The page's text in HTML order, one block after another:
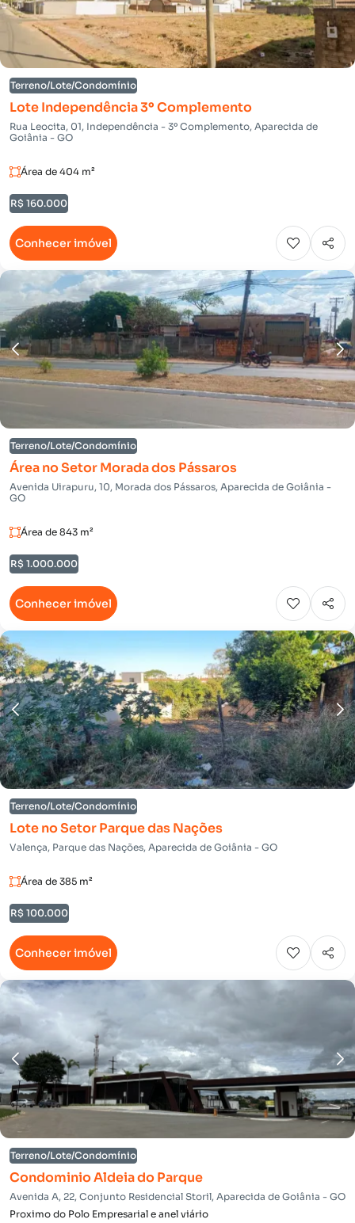
Terreno/Lote/Condomínio
Lote Independência 3º Complemento
Rua Leocita, 01, Independência - 3º Complemento, Aparecida de
Goiânia - GO
Área de 404 m²
R$ 160.000
Conhecer imóvel
Terreno/Lote/Condomínio
Área no Setor Morada dos Pássaros
Avenida Uirapuru, 10, Morada dos Pássaros, Aparecida de Goiânia -
GO
Área de 843 m²
R$ 1.000.000
Conhecer imóvel
Terreno/Lote/Condomínio
Lote no Setor Parque das Nações
Valença, Parque das Nações, Aparecida de Goiânia - GO
Área de 385 m²
R$ 100.000
Conhecer imóvel
Terreno/Lote/Condomínio
Condominio Aldeia do Parque
Avenida A, 22, Conjunto Residencial Storil, Aparecida de Goiânia - GO
Proximo do Polo Empresarial e anel viário